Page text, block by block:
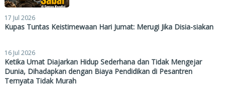
17 Jul 2026
Kupas Tuntas Keistimewaan Hari Jumat: Merugi Jika Disia-siakan
16 Jul 2026
Ketika Umat Diajarkan Hidup Sederhana dan Tidak Mengejar
Dunia, Dihadapkan dengan Biaya Pendidikan di Pesantren
Ternyata Tidak Murah